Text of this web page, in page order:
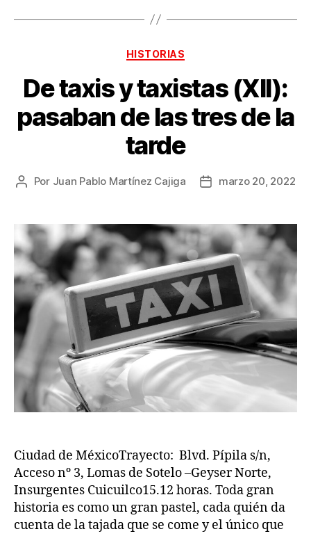
Categorías
HISTORIAS
De taxis y taxistas (XII):
pasaban de las tres de la
tarde
Autor
publicación
Por Juan Pablo Martínez Cajiga
Fecha
publicación
marzo 20, 2022
Ciudad de MéxicoTrayecto: Blvd. Pípila s/n,
Acceso nº 3, Lomas de Sotelo –Geyser Norte,
Insurgentes Cuicuilco15.12 horas. Toda gran
historia es como un gran pastel, cada quién da
cuenta de la tajada que se come y el único que